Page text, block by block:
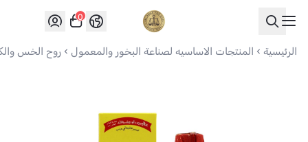
العواد للعود
0
الرئيسية المنتجات الاساسيه لصناعة البخور والمعمول روح الخس